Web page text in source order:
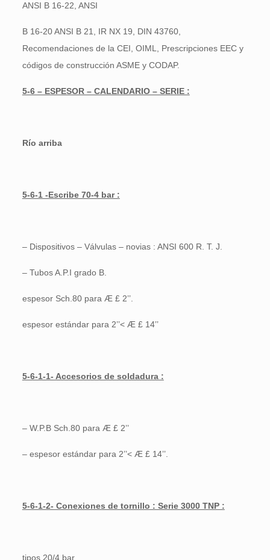
ANSI B 16-22, ANSI
B 16-20 ANSI B 21, IR NX 19, DIN 43760,
Recomendaciones de la CEI, OIML, Prescripciones EEC y
códigos de construcción ASME y CODAP.
5-6 – ESPESOR – CALENDARIO – SERIE :
Río arriba
5-6-1 -Escribe 70-4 bar :
– Dispositivos – Válvulas – novias : ANSI 600 R. T. J.
– Tubos A.P.I grado B.
espesor Sch.80 para Æ £ 2’’.
espesor estándar para 2’’< Æ £ 14’’
5-6-1-1- Accesorios de soldadura :
– W.P.B Sch.80 para Æ £ 2’’
– espesor estándar para 2’’< Æ £ 14’’.
5-6-1-2- Conexiones de tornillo : Serie 3000 TNP :
tipos 20/4 bar